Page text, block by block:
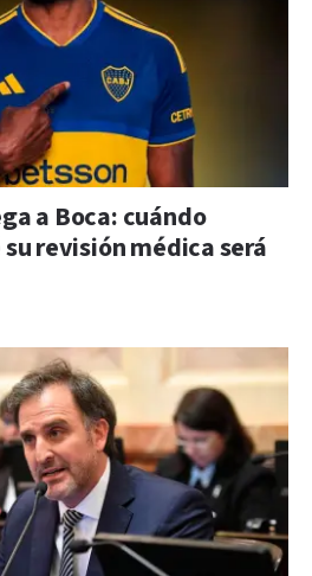
a Boca: cuándo
revisión médica será